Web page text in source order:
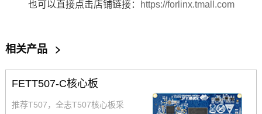
也可以直接点击店铺链接： https://forlinx.tmall.com
相关产品 >
FETT507-C核心板
推荐T507，全志T507核心板采